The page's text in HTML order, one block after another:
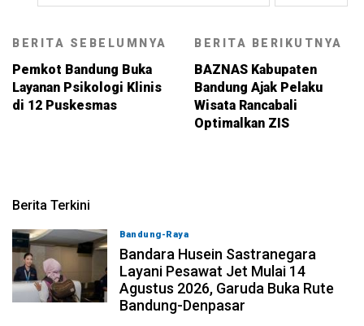
BERITA SEBELUMNYA
Pemkot Bandung Buka
Layanan Psikologi Klinis
di 12 Puskesmas
BERITA BERIKUTNYA
BAZNAS Kabupaten
Bandung Ajak Pelaku
Wisata Rancabali
Optimalkan ZIS
Berita Terkini
Bandung-Raya
Bandara Husein Sastranegara
Layani Pesawat Jet Mulai 14
Agustus 2026, Garuda Buka Rute
Bandung-Denpasar